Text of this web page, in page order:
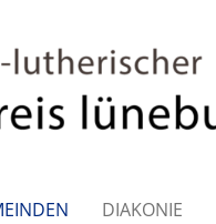
DIAKONIE